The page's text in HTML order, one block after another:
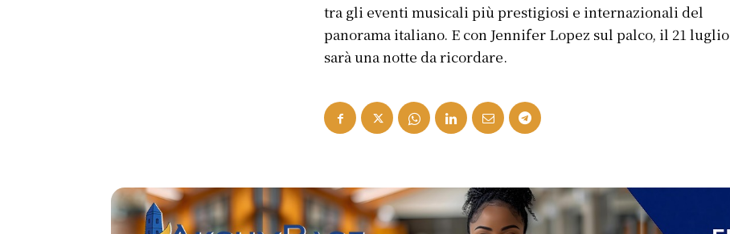
tra gli eventi musicali più prestigiosi e internazionali del
panorama italiano. E con Jennifer Lopez sul palco, il 21 luglio
sarà una notte da ricordare.